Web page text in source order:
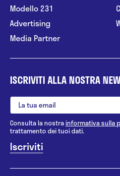
Modello 231
Advertising
Media Partner
ISCRIVITI ALLA NOSTRA
Consulta la nostrainformativa sulla
trattamento dei tuoi dati.